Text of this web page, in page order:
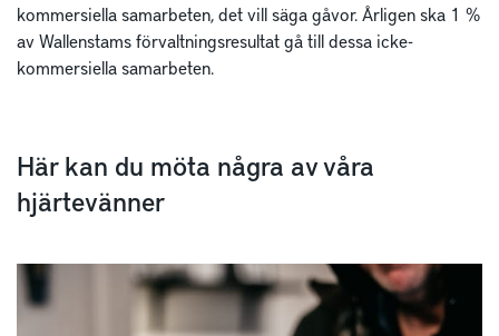
kommersiella samarbeten, det vill säga gåvor. Årligen ska 1 %
av Wallenstams förvaltningsresultat gå till dessa icke-
kommersiella samarbeten.
Här kan du möta några av våra
hjärtevänner